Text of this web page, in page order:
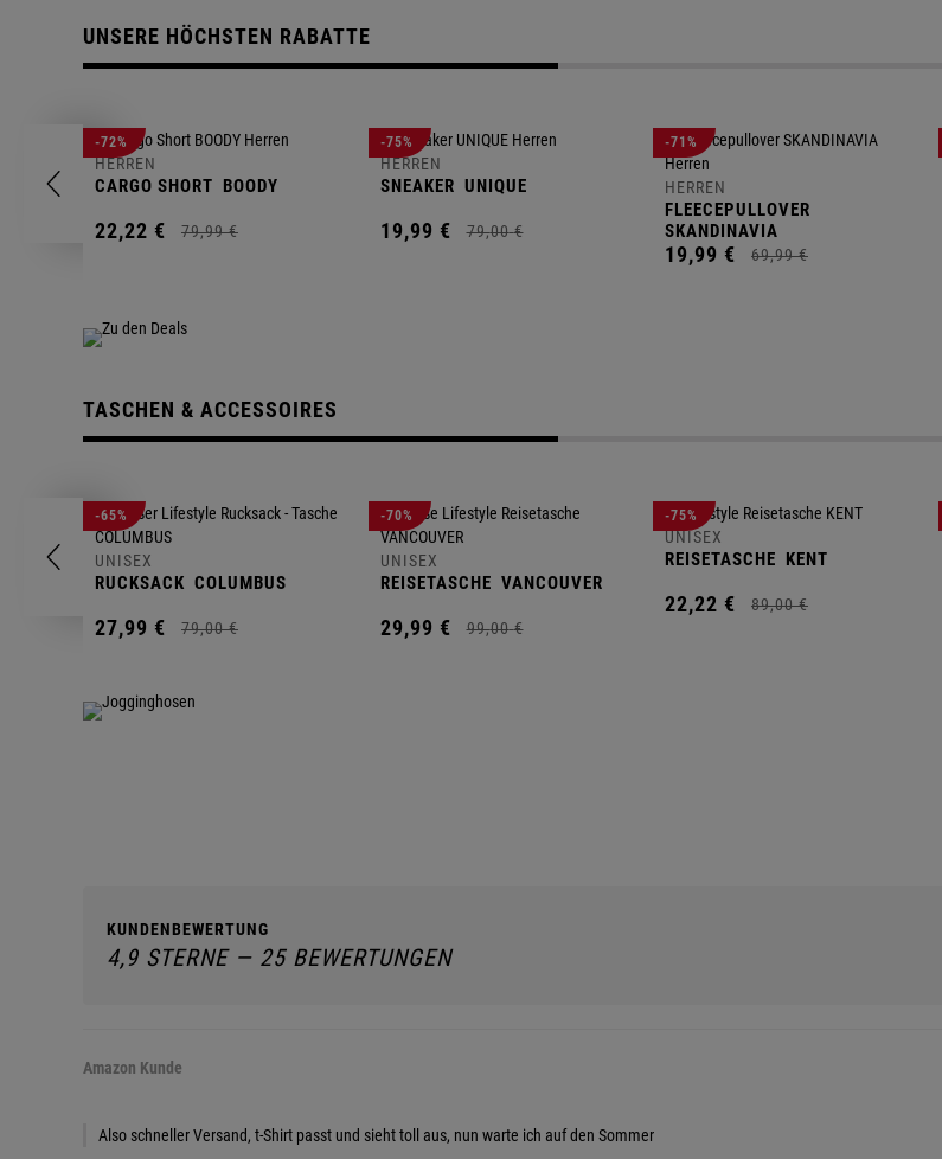
UNSERE HÖCHSTEN RABATTE
-72%
HERREN
CARGO SHORT BOODY
22,22 € 79,99 €
-75%
HERREN
SNEAKER UNIQUE
19,99 € 79,00 €
-71%
HERREN
FLEECEPULLOVER
SKANDINAVIA
19,99 € 69,99 €
TASCHEN & ACCESSOIRES
-65%
UNISEX
RUCKSACK COLUMBUS
27,99 € 79,00 €
-70%
UNISEX
REISETASCHE VANCOUVER
29,99 € 99,00 €
-75%
UNISEX
REISETASCHE KENT
22,22 € 89,00 €
KUNDENBEWERTUNG
4,9 STERNE — 25 BEWERTUNGEN
Amazon Kunde
Also schneller Versand, t-Shirt passt und sieht toll aus, nun warte ich auf den Sommer